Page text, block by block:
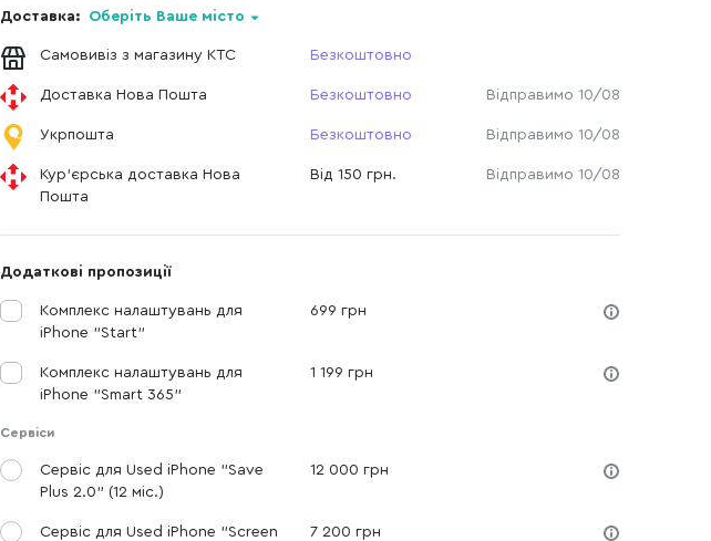
Доставка: Оберіть Ваше місто
Самовивіз з магазину КТС Безкоштовно
Доставка Нова Пошта Безкоштовно Відправимо 10/08
Укрпошта Безкоштовно Відправимо 10/08
Кур'єрська доставка Нова
Пошта
Від 150 грн. Відправимо 10/08
Додаткові пропозиції
Комплекс налаштувань для
iPhone "Start"
699 грн
Комплекс налаштувань для
iPhone "Smart 365"
1 199 грн
Сервіси
Сервіс для Used iPhone "Save
Plus 2.0" (12 міс.)
12 000 грн
Сервіс для Used iPhone "Screen
7 200 грн